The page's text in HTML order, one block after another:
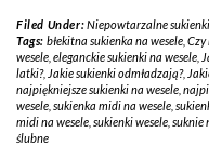
Filed Under:Niepowtarzalne
Tags: błekitna sukienka na wesele, Czy
wesele eleganckie sukienki na wesele
latki?, Jakie sukienki odmładzają?,
najpiękniejsze sukienki na wesele
wesele sukienka midi na wesele
midi na wesele sukienki wesele suknie
ślubne